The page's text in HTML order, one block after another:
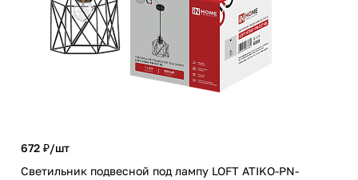
672 ₽/шт
Светильник подвесной под лампу LOFT ATIKO-PN-